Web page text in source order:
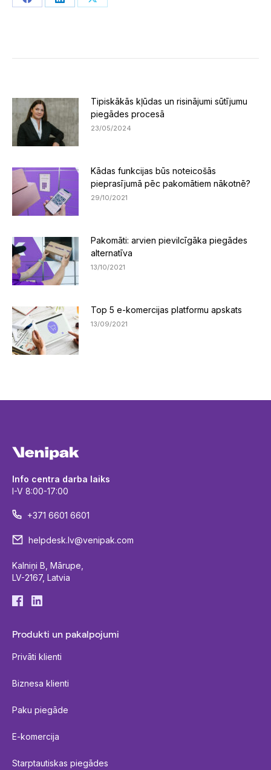
Share Share Share
Tipiskākās kļūdas un risinājumi sūtījumu
piegādes procesā
23/05/2024
Kādas funkcijas būs noteicošās
pieprasījumā pēc pakomātiem nākotnē?
29/10/2021
Pakomāti: arvien pievilcīgāka piegādes
alternatīva
13/10/2021
Top 5 e-komercijas platformu apskats
13/09/2021
Info centra darba laiks
I-V 8:00-17:00
+371 6601 6601
helpdesk.lv@venipak.com
Kalniņi B, Mārupe,
LV-2167, Latvia
Produkti un pakalpojumi
Privāti klienti
Biznesa klienti
Paku piegāde
E-komercija
Starptautiskas piegādes